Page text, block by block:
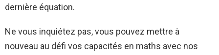
dernière équation.
Ne vous inquiétez pas, vous pouvez mettre à
nouveau au défi vos capacités en maths avec nos